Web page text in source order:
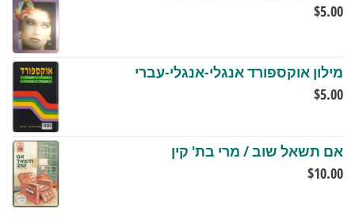
$5.00
מילון אוקספורד אנגלי-אנגלי-עברי
$5.00
אם תשאל שוב / מרי בת' קין
$10.00